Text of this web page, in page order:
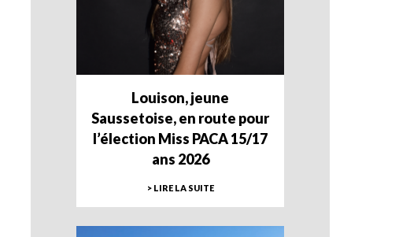
Louison, jeune
Saussetoise, en route pour
l’élection Miss PACA 15/17
ans 2026
> LIRE LA SUITE